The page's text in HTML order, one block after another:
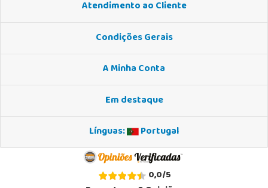
Atendimento ao Cliente
Condições Gerais
A Minha Conta
Em destaque
Línguas:
Portugal
0,0/5